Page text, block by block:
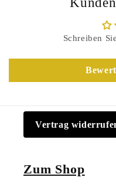
Schreiben
Vertrag
Zum Shop